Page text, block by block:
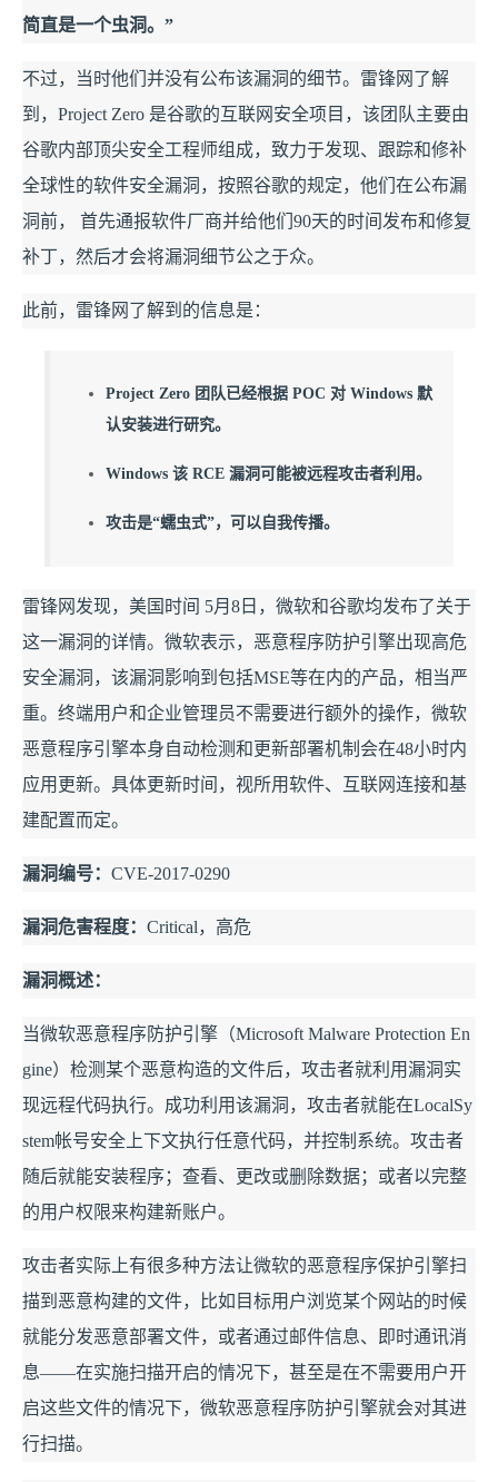
简直是一个虫洞。”
不过，当时他们并没有公布该漏洞的细节。雷锋网了解
到，Project Zero 是谷歌的互联网安全项目，该团队主要由
谷歌内部顶尖安全工程师组成，致力于发现、跟踪和修补
全球性的软件安全漏洞，按照谷歌的规定，他们在公布漏
洞前， 首先通报软件厂商并给他们90天的时间发布和修复
补丁，然后才会将漏洞细节公之于众。
此前，雷锋网了解到的信息是：
Project Zero 团队已经根据 POC 对 Windows 默
认安装进行研究。
Windows 该 RCE 漏洞可能被远程攻击者利用。
攻击是“蠕虫式”，可以自我传播。
雷锋网发现，美国时间 5月8日，微软和谷歌均发布了关于
这一漏洞的详情。微软表示，恶意程序防护引擎出现高危
安全漏洞，该漏洞影响到包括MSE等在内的产品，相当严
重。终端用户和企业管理员不需要进行额外的操作，微软
恶意程序引擎本身自动检测和更新部署机制会在48小时内
应用更新。具体更新时间，视所用软件、互联网连接和基
建配置而定。
漏洞编号： CVE-2017-0290
漏洞危害程度： Critical，高危
漏洞概述：
当微软恶意程序防护引擎（Microsoft Malware Protection En
gine）检测某个恶意构造的文件后，攻击者就利用漏洞实
现远程代码执行。成功利用该漏洞，攻击者就能在LocalSy
stem帐号安全上下文执行任意代码，并控制系统。 攻击者
随后就能安装程序；查看、更改或删除数据；或者以完整
的用户权限来构建新账户。
攻击者实际上有很多种方法让微软的恶意程序保护引擎扫
描到恶意构建的文件，比如目标用户浏览某个网站的时候
就能分发恶意部署文件，或者通过邮件信息、即时通讯消
息——在实施扫描开启的情况下，甚至是在不需要用户开
启这些文件的情况下，微软恶意程序防护引擎就会对其进
行扫描。